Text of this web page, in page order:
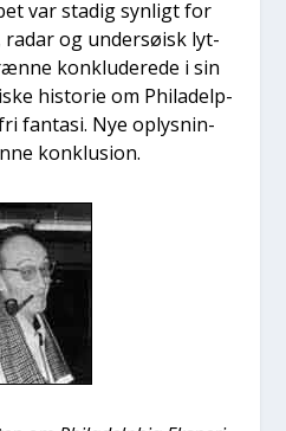
var sta­dig syn­ligt for
radar og under­søisk lyt­
kon­klu­de­re­de i sin
histo­rie om Phila­delp­
fan­ta­si. Nye oplys­nin­
kon­klu­sion.